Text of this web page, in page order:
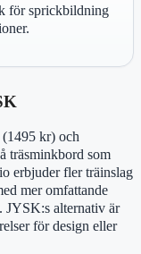
för sprickbildning
kr) och
träsminkbord som
erbjuder fler träinslag
mer omfattande
JYSK:s alternativ är
för design eller